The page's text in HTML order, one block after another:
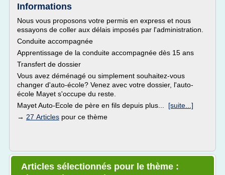
Informations
Nous vous proposons votre permis en express et nous
essayons de coller aux délais imposés par l'administration.
Conduite accompagnée
Apprentissage de la conduite accompagnée dès 15 ans
Transfert de dossier
Vous avez déménagé ou simplement souhaitez-vous
changer d'auto-école? Venez avec votre dossier, l'auto-
école Mayet s'occupe du reste.
Mayet Auto-Ecole de père en fils depuis plus... [suite...]
→ 27 Articles pour ce thème
Articles sélectionnés pour le thème :